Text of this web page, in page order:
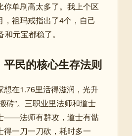
你单刷高太多了。我上个区
，祖玛戒指出了4个，自己
元宝都稳了。
民的核心生存法则
想在1.76里活得滋润，光升
砖”。三职业里法师和道士
——法师有群攻，道士有骷
得一刀一刀砍，耗时多一